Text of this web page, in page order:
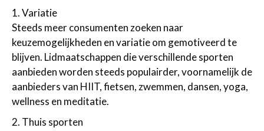
1. Variatie
Steeds meer consumenten zoeken naar
keuzemogelijkheden en variatie om gemotiveerd te
blijven. Lidmaatschappen die verschillende sporten
aanbieden worden steeds populairder, voornamelijk de
aanbieders van HIIT, fietsen, zwemmen, dansen, yoga,
wellness en meditatie.
2. Thuis sporten